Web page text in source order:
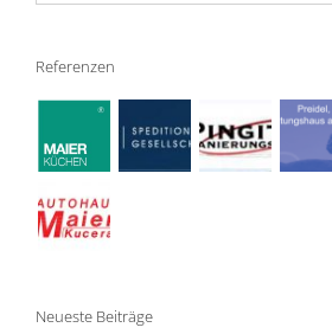
nach:
Referenzen
Neueste Beiträge